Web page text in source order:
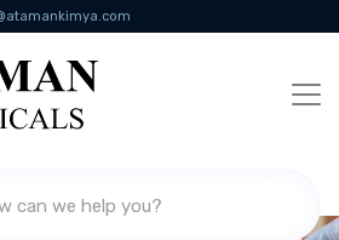
Society Services